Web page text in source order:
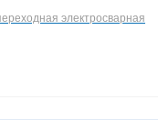
электросварная